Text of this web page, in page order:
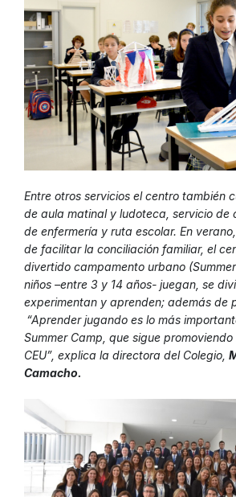
Entre otros servicios el centro también
de aula matinal y ludoteca, servicio de
de enfermería y ruta escolar. En
de facilitar la conciliación familiar, el
divertido campamento urbano
niños –entre 3 y 14 años- juegan, se
experimentan y aprenden; además de
“Aprender jugando es lo más
Summer Camp, que sigue
CEU”, explica la directora del Colegio,
Camacho.